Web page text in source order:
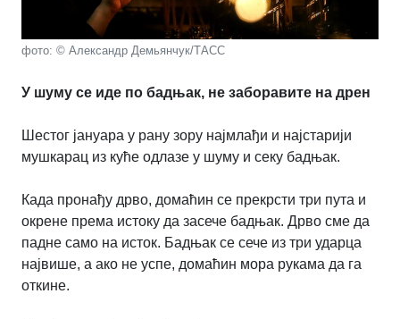
фото: © Александр Демьянчук/ТАСС
У шуму се иде по бадњак, не заборавите на дрен
Шестог јануара у рану зору најмлађи и најстарији
мушкарац из куће одлазе у шуму и секу бадњак.
Када пронађу дрво, домаћин се прекрсти три пута и
окрене према истоку да засече бадњак. Дрво сме да
падне само на исток. Бадњак се сече из три ударца
највише, а ако не успе, домаћин мора рукама да га
откине.